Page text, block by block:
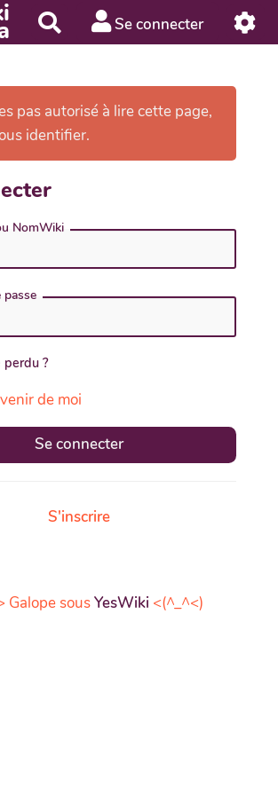
e
h
e
r
r
Se connecter
pas autorisé à lire cette page,
identifier.
NomWiki
passe
perdu ?
de moi
Se connecter
S'inscrire
Galope sousYesWiki <(^_^<)